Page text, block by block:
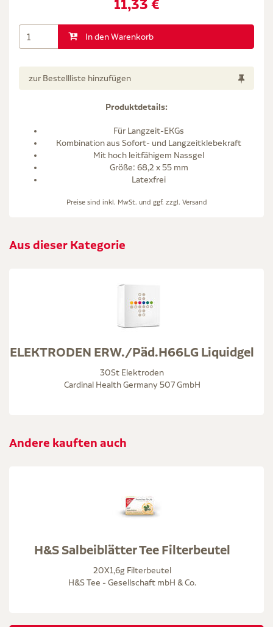
11,33 €
In den Warenkorb
zur Bestellliste hinzufügen
Produktdetails:
Für Langzeit-EKGs
Kombination aus Sofort- und Langzeitklebekraft
Mit hoch leitfähigem Nassgel
Größe: 68,2 x 55 mm
Latexfrei
Preise sind inkl. MwSt. und ggf. zzgl. Versand
Aus dieser Kategorie
ELEKTRODEN ERW./Päd.H66LG Liquidgel
30St Elektroden
Cardinal Health Germany 507 GmbH
Andere kauften auch
H&S Salbeiblätter Tee Filterbeutel
20X1,6g Filterbeutel
H&S Tee - Gesellschaft mbH & Co.